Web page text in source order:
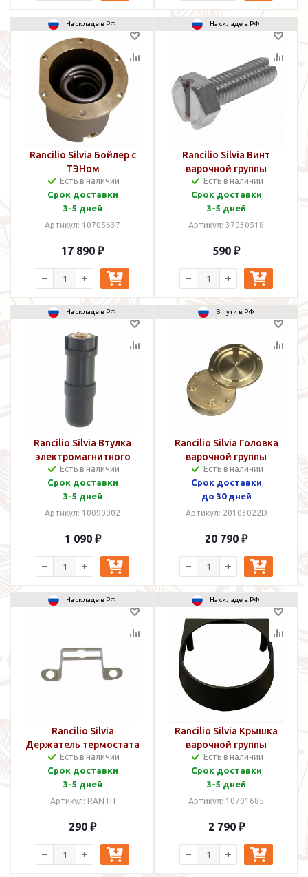
На складе в РФ
Rancilio Silvia Бойлер с
ТЭНом
(нагревательным
элементом)
Есть в наличии
Срок доставки
3-5 дней
Артикул: 10705637
17 890 ₽
На складе в РФ
Rancilio Silvia Винт
варочной группы
Есть в наличии
Срок доставки
3-5 дней
Артикул: 37030518
590 ₽
На складе в РФ
Rancilio Silvia Втулка
электромагнитного
клапана
Есть в наличии
Срок доставки
3-5 дней
Артикул: 10090002
1 090 ₽
В пути в РФ
Rancilio Silvia Головка
варочной группы
Есть в наличии
Срок доставки
до 30 дней
Артикул: 20103022D
20 790 ₽
На складе в РФ
Rancilio Silvia
Держатель термостата
Есть в наличии
Срок доставки
3-5 дней
Артикул: RANTH
290 ₽
На складе в РФ
Rancilio Silvia Крышка
варочной группы
Есть в наличии
Срок доставки
3-5 дней
Артикул: 10701685
2 790 ₽